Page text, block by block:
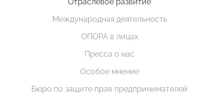
Международная деятельность
ОПОРА в лицах
Пресса о нас
Особое мнение
Бюро по защите прав предпринимателей